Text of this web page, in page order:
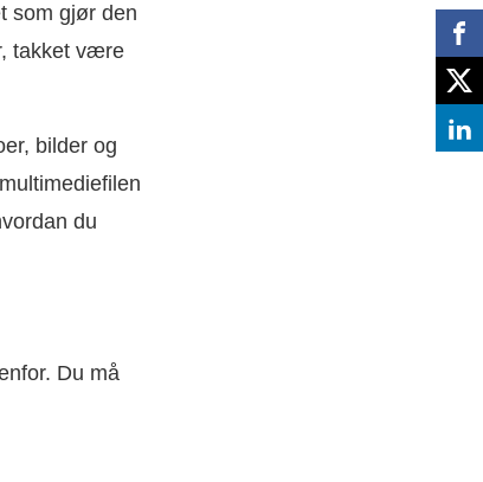
som gjør den
takket være
bilder og
du
Du må